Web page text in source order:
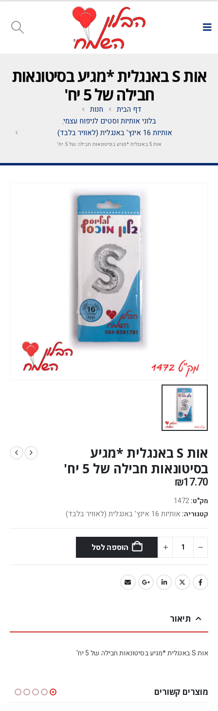
אות S באנגלית *מגיע בסיטונאות
חבילה של 5 יח'
דף הבית
חנות
בלוני אותיות וסטים לניפוח עצמי,
אותיות 16 אינץ' באנגלית (לאוויר בלבד)
אות S באנגלית *מגיע בסיטונאות חבילה של 5 יח'
אות S באנגלית *מגיע
בסיטונאות חבילה של 5 יח'
₪17.70
מק"ט: 1472
קטגוריה: אותיות 16 אינץ' באנגלית (לאוויר בלבד)
הוספה לסל
תיאור
אות S באנגלית *מגיע בסיטונאות חבילה של 5 יח'
מוצרים קשורים